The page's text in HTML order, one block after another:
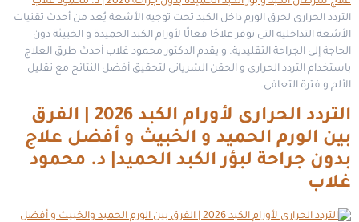
التردد الحرارى لحرق الورم داخل الكبد تحت توجيه الأشعة يُعد من أحدث تقنيات
الأشعة التداخلية التى توفر علاجًا فعالًا لأورام الكبد الحميدة و الخبيثة دون
الحاجة إلى الجراحة التقليدية. و يقدم الدكتور محمود غلاب أحدث طرق العلاج
باستخدام التردد الحرارى و الحقن الشريانى لتحقيق أفضل النتائج مع تقليل
الألم و فترة التعافى.
التردد الحرارى لأورام الكبد 2026 | الفرق
بين الورم الحميد و الخبيث و أفضل علاج
بدون جراحة لبؤر الكبد الحميد| د. محمود
غلاب